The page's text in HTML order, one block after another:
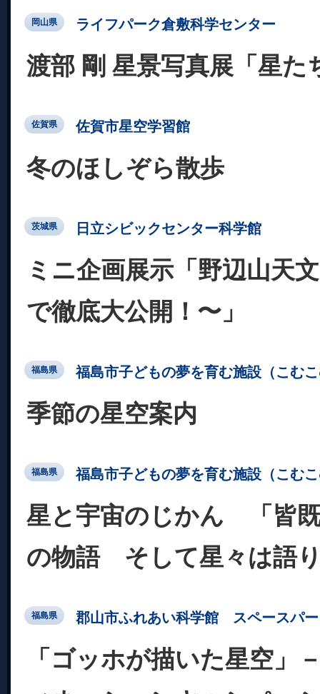
岡山県 ライフパーク倉敷科学センター
渡部 剛 星景写真展「星た
佐賀県 佐賀市星空学習館
冬のほしぞら散歩
茨城県 日立シビックセンター科学館
ミニ企画展示「野辺山天
で徹底大公開！〜」
福島県 福島市子どもの夢を育む施設（こむ
季節の星空案内
福島県 福島市子どもの夢を育む施設（こむ
星と宇宙のじかん 「皆
の物語 そして星々は語
福島県 郡山市ふれあい科学館 スペースパ
「ゴッホが描いた星空」